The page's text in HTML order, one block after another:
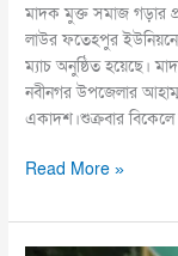
মাদক মুক্ত সমাজ গড়ার
লাউর ফতেহপুর
ম্যাচ অনুষ্ঠিত হয়েছে।
নবীনগর উপজেলার
একাদশ।শুক্রবার
Read More »